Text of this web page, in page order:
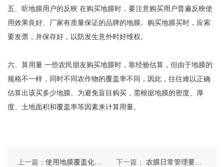
五、听地膜用户的反映 在购买地膜时，要注意购买用户普遍反映使
用效果良好、厂家有质量保证的品牌的地膜。购买地膜买时，应索
要发票，并保存好，以防发生意外时好维权。
六、算用量 一些农民朋友购买地膜时，靠经验估算，但由于地膜的
规格不一样，同时不同农作物的覆盖率不同，因此，往往难以正确
估算出该买多少地膜。为避免盲目购买，需根据地膜的密度、厚
度、土地面积和覆盖率等因素来计算用量。
上一篇： 使用地膜覆盖化学除草时要考虑哪些 下一篇： 农膜日常管理要做好三点